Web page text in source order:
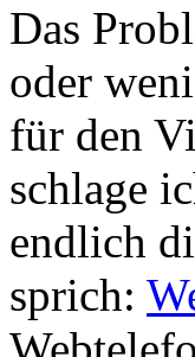
Das
oder
für den
schlage
endlich
sprich: